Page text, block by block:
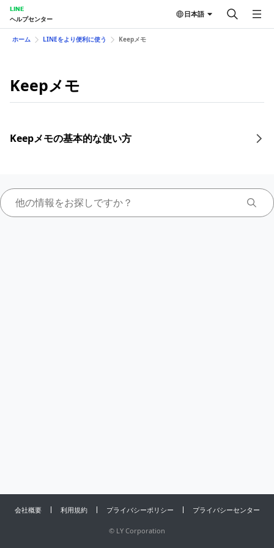
LINE
ヘルプセンター
日本語
ホーム LINEをより便利に使う Keepメモ
Keepメモ
Keepメモの基本的な使い方
会社概要 利用規約 プライバシーポリシー プライバシーセンター
© LY Corporation